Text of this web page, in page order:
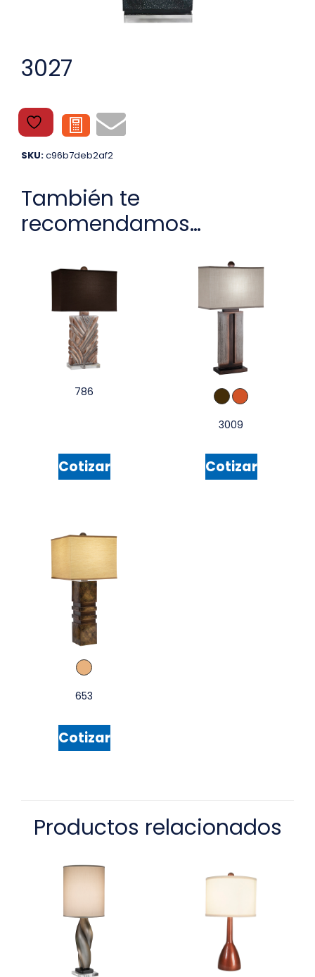
3027
SKU:c96b7deb2af2
También te
recomendamos…
786
Cotizar
3009
Cotizar
653
Cotizar
Productos relacionados